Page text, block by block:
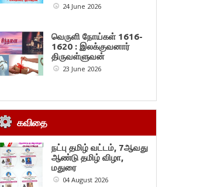
24 June 2026
வெருளி நோய்கள் 1616-
1620 : இலக்குவனார்
திருவள்ளுவன்
23 June 2026
கவிதை
நட்பு தமிழ் வட்டம், 7ஆவது
ஆண்டு தமிழ் விழா,
மதுரை
04 August 2026